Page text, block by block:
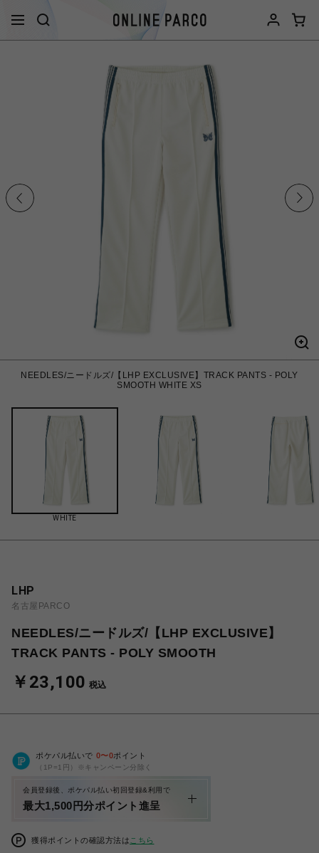
NEEDLES/ニードルズ/【LHP EXCLUSIVE】TRACK PANTS - POLY
SMOOTH WHITE XS
WHITE
LHP
名古屋PARCO
NEEDLES/ニードルズ/【LHP EXCLUSIVE】
TRACK PANTS - POLY SMOOTH
￥23,100 税込
ポケパル払いで 0〜0ポイント
（1P=1円）※キャンペーン分除く
会員登録後、ポケパル払い初回登録&利用で
最大1,500円分ポイント進呈
獲得ポイントの確認方法は こちら